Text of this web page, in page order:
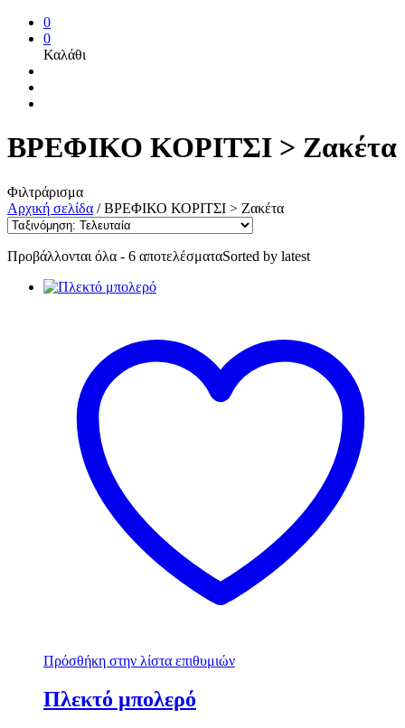
0
0
Καλάθι
ΒΡΕΦΙΚΟ ΚΟΡΙΤΣΙ > Ζακέτα
Φιλτράρισμα
Αρχική σελίδα /ΒΡΕΦΙΚΟ ΚΟΡΙΤΣΙ > Ζακέτα
Προβάλλονται όλα - 6 αποτελέσματαSorted by latest
Πρόσθήκη στην λίστα επιθυμιών
Πλεκτό μπολερό